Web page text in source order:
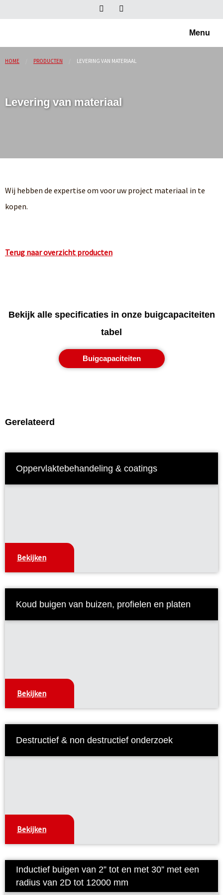
Menu
HOME PRODUCTEN LEVERING VAN MATERIAAL
Levering van materiaal
Wij hebben de expertise om voor uw project materiaal in te
kopen.
Terug naar overzicht producten
Bekijk alle specificaties in onze buigcapaciteiten
tabel
Buigcapaciteiten
Gerelateerd
Oppervlaktebehandeling & coatings
Bekijken
Koud buigen van buizen, profielen en platen
Bekijken
Destructief & non destructief onderzoek
Bekijken
Inductief buigen van 2” tot en met 30” met een
radius van 2D tot 12000 mm